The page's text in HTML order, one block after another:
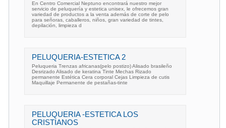
En Centro Comercial Neptuno encontrará nuestro mejor
servicio de peluquería y estetica unisex, le ofrecemos gran
variedad de productos a la venta además de corte de pelo
para señoras, caballeros, niños, gran variedad de tintes,
depilación, limpieza d
PELUQUERIA-ESTETICA 2
Peluqueria Trenzas africanas(pelo postizo) Alisado brasileño
Desrizado Alisado de keratina Tinte Mechas Rizado
permanente Estética Cera corporal Cejas Limpieza de cutis
Maquillaje Permanente de pestañas-tinte
PELUQUERIA -ESTETICA LOS
CRISTIANOS